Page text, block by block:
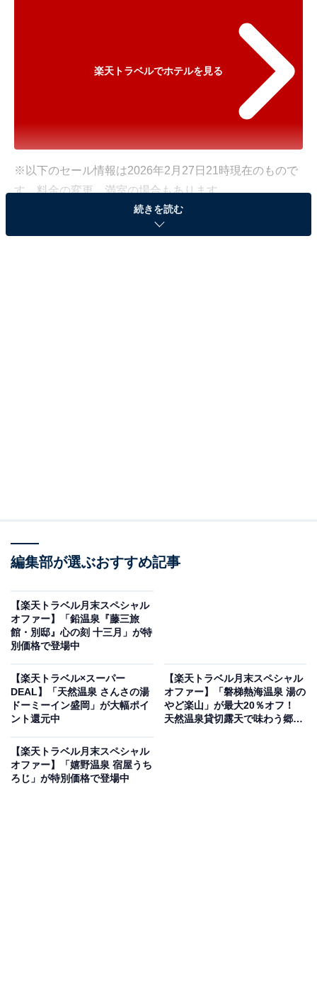
楽天トラベルでホテルを見る
※以下のセール情報は2026年2月27日21時現在のもので
す。料金の変更、満室の場合もあります。
※本記事で紹介している商品の購入やサービスの利用により、売上の一部が
「白浜温泉 ホテル三楽荘」は現在特別価格で予約可能で
楽天トラベルでホテルを見る
この宿泊施設のおすすめポイントは？
続きを読む
編集部が選ぶおすすめ記事
【楽天トラベル月末スペシャル
オファー】「鉛温泉『藤三旅
館・別邸』心の刻 十三月」が特
別価格で登場中
【楽天トラベル×スーパー
DEAL】「天然温泉 さんさの湯
ドーミーイン盛岡」が大幅ポイ
ント還元中
【楽天トラベル月末スペシャル
オファー】「磐梯熱海温泉 湯の
やど楽山」が最大20％オフ！
天然温泉貸切露天で味わう郷土
【楽天トラベル月末スペシャル
オファー】「嬉野温泉 宿屋うち
ろじ」が特別価格で登場中